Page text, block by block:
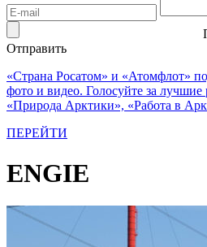
Отправить
«Страна Росатом» и «Атомфлот»
фото и видео. Голосуйте за
«Природа Арктики», «Работа в
ПЕРЕЙТИ
ЕNGIE